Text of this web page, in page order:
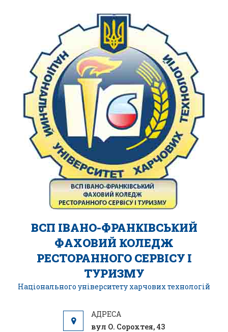
ВСП ІВАНО-ФРАНКІВСЬКИЙ
ФАХОВИЙ КОЛЕДЖ
РЕСТОРАННОГО СЕРВІСУ І
ТУРИЗМУ
Національного університету харчових технологій
вул О. Сорохтея, 43